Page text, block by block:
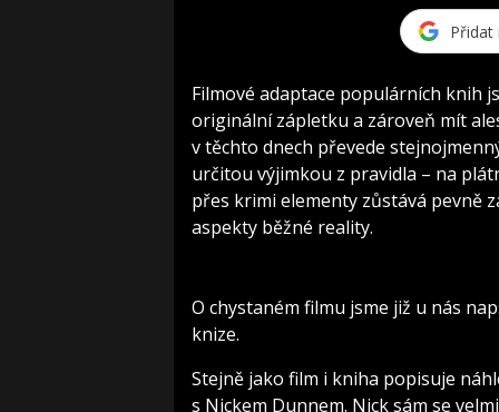
Přidat
Filmové adaptace populárních knih
originální zápletku a zároveň mít
v těchto dnech převede
určitou výjimkou z pravidla – na
přes krimi elementy zůstává pevně
aspekty běžné reality.
O chystaném filmu jsme již u nás
knize.
Stejně jako film i kniha popisuje
s Nickem Dunnem. Nick sám se